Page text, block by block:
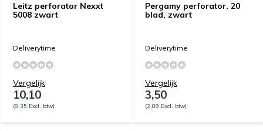
Leitz perforator Nexxt
5008 zwart
Deliverytime
Vergelijk
10,10
(8,35 Excl. btw)
Pergamy perforator, 20
blad, zwart
Deliverytime
Vergelijk
3,50
(2,89 Excl. btw)